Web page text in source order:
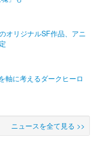
オリジナルSF作品、アニ
軸に考えるダークヒーロ
ニュースを全て見る >>